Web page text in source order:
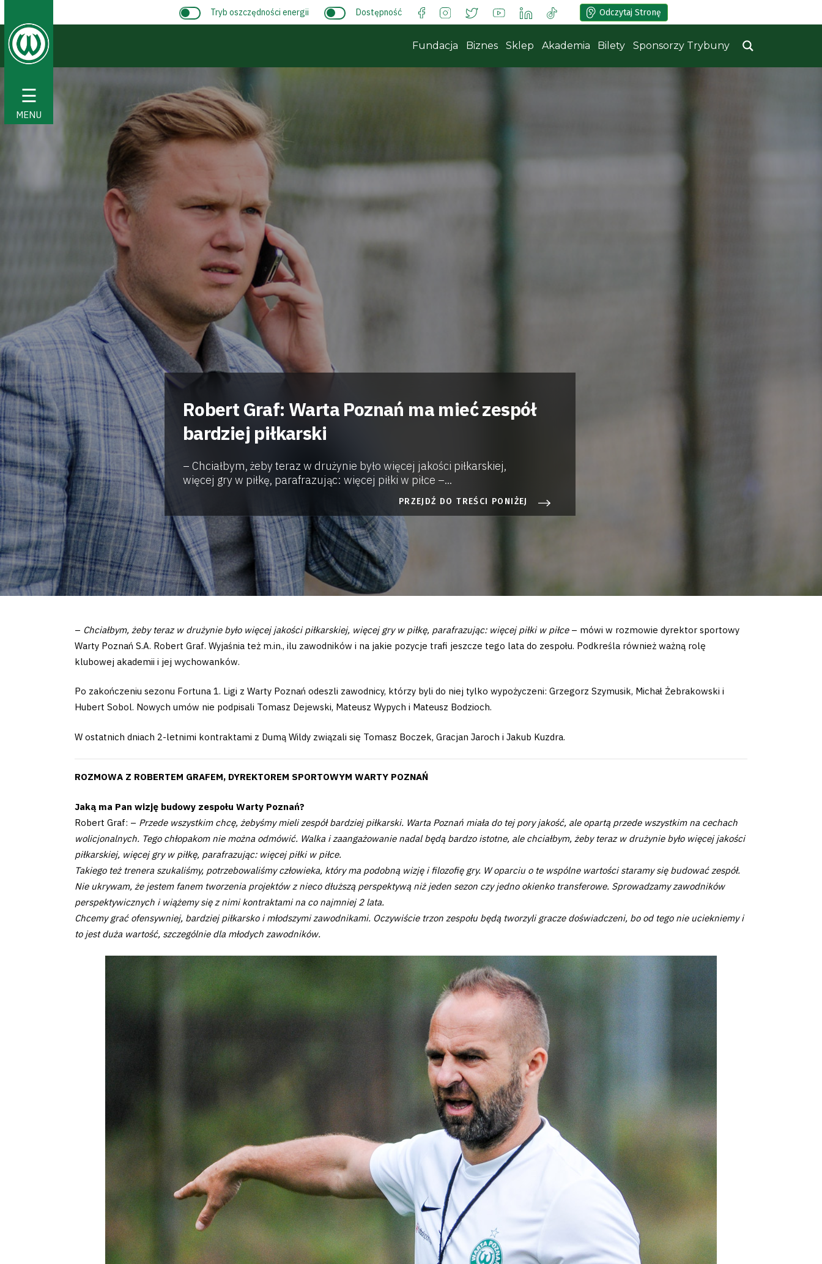
☰
MENU
Akademia
Tryb oszczędności energii Dostępność Odczytaj Stronę
Fundacja Biznes Sklep Akademia Bilety Sponsorzy Trybuny
Robert Graf: Warta Poznań ma mieć zespół
bardziej piłkarski
– Chciałbym, żeby teraz w drużynie było więcej jakości piłkarskiej,
więcej gry w piłkę, parafrazując: więcej piłki w piłce –...
PRZEJDŹ DO TREŚCI PONIŻEJ
– Chciałbym, żeby teraz w drużynie było więcej jakości piłkarskiej, więcej gry w piłkę, parafrazując: więcej piłki w piłce– mówi w rozmowie dyrektor sportowy
Warty Poznań S.A. Robert Graf. Wyjaśnia też m.in., ilu zawodników i na jakie pozycje trafi jeszcze tego lata do zespołu. Podkreśla również ważną rolę
klubowej akademii i jej wychowanków.
Po zakończeniu sezonu Fortuna 1. Ligi z Warty Poznań odeszli zawodnicy, którzy byli do niej tylko wypożyczeni: Grzegorz Szymusik, Michał Żebrakowski i
Hubert Sobol. Nowych umów nie podpisali Tomasz Dejewski, Mateusz Wypych i Mateusz Bodzioch.
W ostatnich dniach 2-letnimi kontraktami z Dumą Wildy związali się Tomasz Boczek, Gracjan Jaroch i Jakub Kuzdra.
ROZMOWA Z ROBERTEM GRAFEM, DYREKTOREM SPORTOWYM WARTY POZNAŃ
Jaką ma Pan wizję budowy zespołu Warty Poznań?
Robert Graf: – Przede wszystkim chcę, żebyśmy mieli zespół bardziej piłkarski. Warta Poznań miała do tej pory jakość, ale opartą przede wszystkim na cechach
wolicjonalnych. Tego chłopakom nie można odmówić. Walka i zaangażowanie nadal będą bardzo istotne, ale chciałbym, żeby teraz w drużynie było więcej jakości
piłkarskiej, więcej gry w piłkę, parafrazując: więcej piłki w piłce.
Takiego też trenera szukaliśmy, potrzebowaliśmy człowieka, który ma podobną wizję i filozofię gry. W oparciu o te wspólne wartości staramy się budować zespół.
Nie ukrywam, że jestem fanem tworzenia projektów z nieco dłuższą perspektywą niż jeden sezon czy jedno okienko transferowe. Sprowadzamy zawodników
perspektywicznych i wiążemy się z nimi kontraktami na co najmniej 2 lata.
Chcemy grać ofensywniej, bardziej piłkarsko i młodszymi zawodnikami. Oczywiście trzon zespołu będą tworzyli gracze doświadczeni, bo od tego nie uciekniemy i
to jest duża wartość, szczególnie dla młodych zawodników.